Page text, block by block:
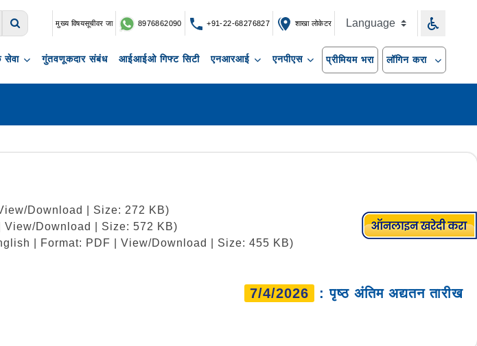
मुख्य विषयसूचीवर जा 8976862090 +91-22-68276827 शाखा लोकेटर
सेवा गुंतवणूकदार संबंध आईआईओ गिफ्ट सिटी एनआरआई एनपीएस प्रीमियम भरा लॉगिन करा
Download | Size: 272 KB)
Download | Size: 572 KB)
| Format: PDF | View/Download | Size: 455 KB)
7/4/2026 : पृष्ठ अंतिम अद्यतन तारीख